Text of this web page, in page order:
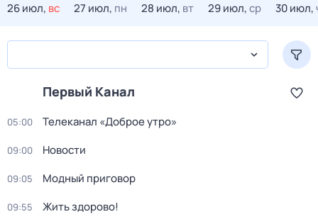
26 июл, вс 27 июл, пн 28 июл, вт 29 июл,ср 30 июл,
Первый Канал
05:00 Телеканал «Доброе утро»
09:00 Новости
09:05 Модный приговор
09:55 Жить здорово!